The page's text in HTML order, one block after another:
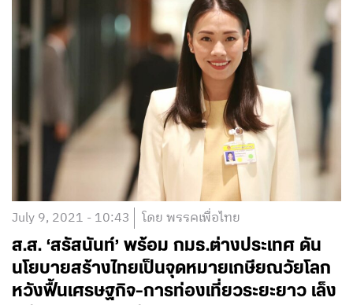
July 9, 2021 - 10:43 โดย พรรคเพื่อไทย
ส.ส. ‘สรัสนันท์’ พร้อม กมธ.ต่างประเทศ ดัน
นโยบายสร้างไทยเป็นจุดหมายเกษียณวัยโลก
หวังฟื้นเศรษฐกิจ-การท่องเที่ยวระยะยาว เล็ง